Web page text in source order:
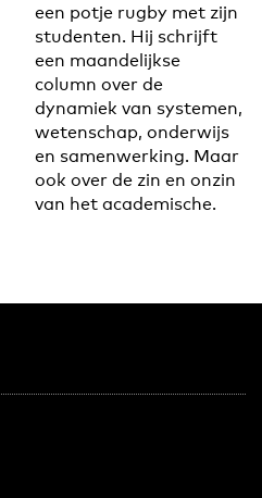
een potje rugby met zijn
studenten. Hij schrijft
een maandelijkse
column over de
dynamiek van systemen,
wetenschap, onderwijs
en samenwerking. Maar
ook over de zin en onzin
van het academische.